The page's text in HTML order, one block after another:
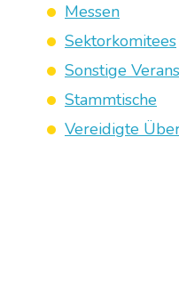
Messen
Sektorkomitees
Sonstige
Stammtische
Vereidigte